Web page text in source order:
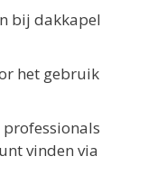
bij dakkapel
het gebruik
vinden via